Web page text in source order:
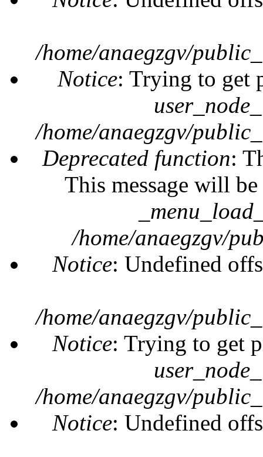
/home/anaegzgv/
Notice: Trying to get
/home/anaegzgv/
Deprecated function:
This message will
/home/anaegzgv/
Notice: Undefined
/home/anaegzgv/
Notice: Trying to get
/home/anaegzgv/
Notice: Undefined